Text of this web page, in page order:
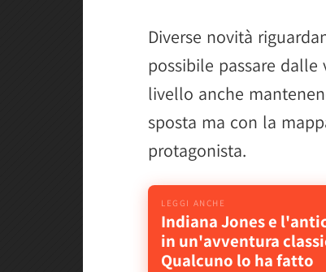
Diverse novità
possibile passare
livello anche
sposta ma con la
protagonista.
Indiana Jones e
in un'avventura
Qualcuno lo ha fatto